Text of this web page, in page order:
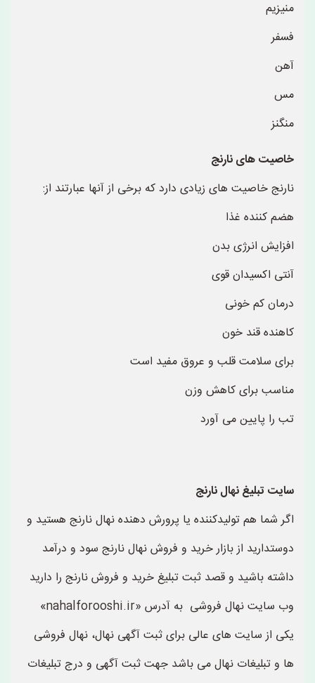
منیزیم
فسفر
آهن
مس
منگنز
خاصیت های نارنج
نارنج خاصیت های زیادی دارد که برخی از آنها عبارتند از:
هضم کننده غذا
افزایش انرژی بدن
آنتی اکسیدان قوی
درمان کم خونی
کاهنده قند خون
برای سلامت قلب و عروق مفید است
مناسب برای کاهش وزن
تب را پایین می آورد
سایت تبلیغ نهال نارنج
اگر شما هم تولیدکننده یا پرورش دهنده نهال نارنج هستید و
دوستدارید از بازار خرید و فروش نهال نارنج سود و درآمد
داشته باشید و قصد ثبت تبلیغ خرید و فروش نارنج را دارید
وب سایت نهال فروشی به آدرس «nahalforooshi.ir»
یکی از سایت های عالی برای ثبت آگهی نهال، نهال فروشی
ها و تبلیغات نهال می باشد جهت ثبت آگهی و درج تبلیغات